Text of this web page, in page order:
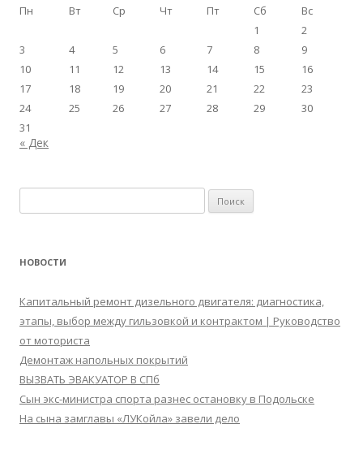
Пн
Вт Ср Чт Пт Сб
Вс
1
2
3
4 5 6 7 8
9
10
11 12 13 14 15
16
17
18 19 20 21 22
23
24
25 26 27 28 29
30
31
« Дек
НОВОСТИ
Капитальный ремонт дизельного двигателя: диагностика,
этапы, выбор между гильзовкой и контрактом | Руководство
от моториста
Демонтаж напольных покрытий
ВЫЗВАТЬ ЭВАКУАТОР В СПб
Сын экс-министра спорта разнес остановку в Подольске
На сына замглавы «ЛУКойла» завели дело